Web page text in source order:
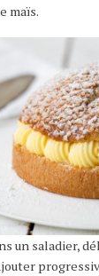
maïs.
un saladier,